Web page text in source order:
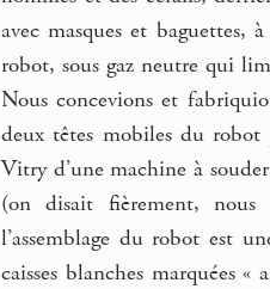
avec masques et baguettes,
robot, sous gaz neutre qui
Nous concevions et
deux têtes mobiles du
Vitry d’une machine à
(on disait fièrement,
l’assemblage du robot est
caisses blanches marquées